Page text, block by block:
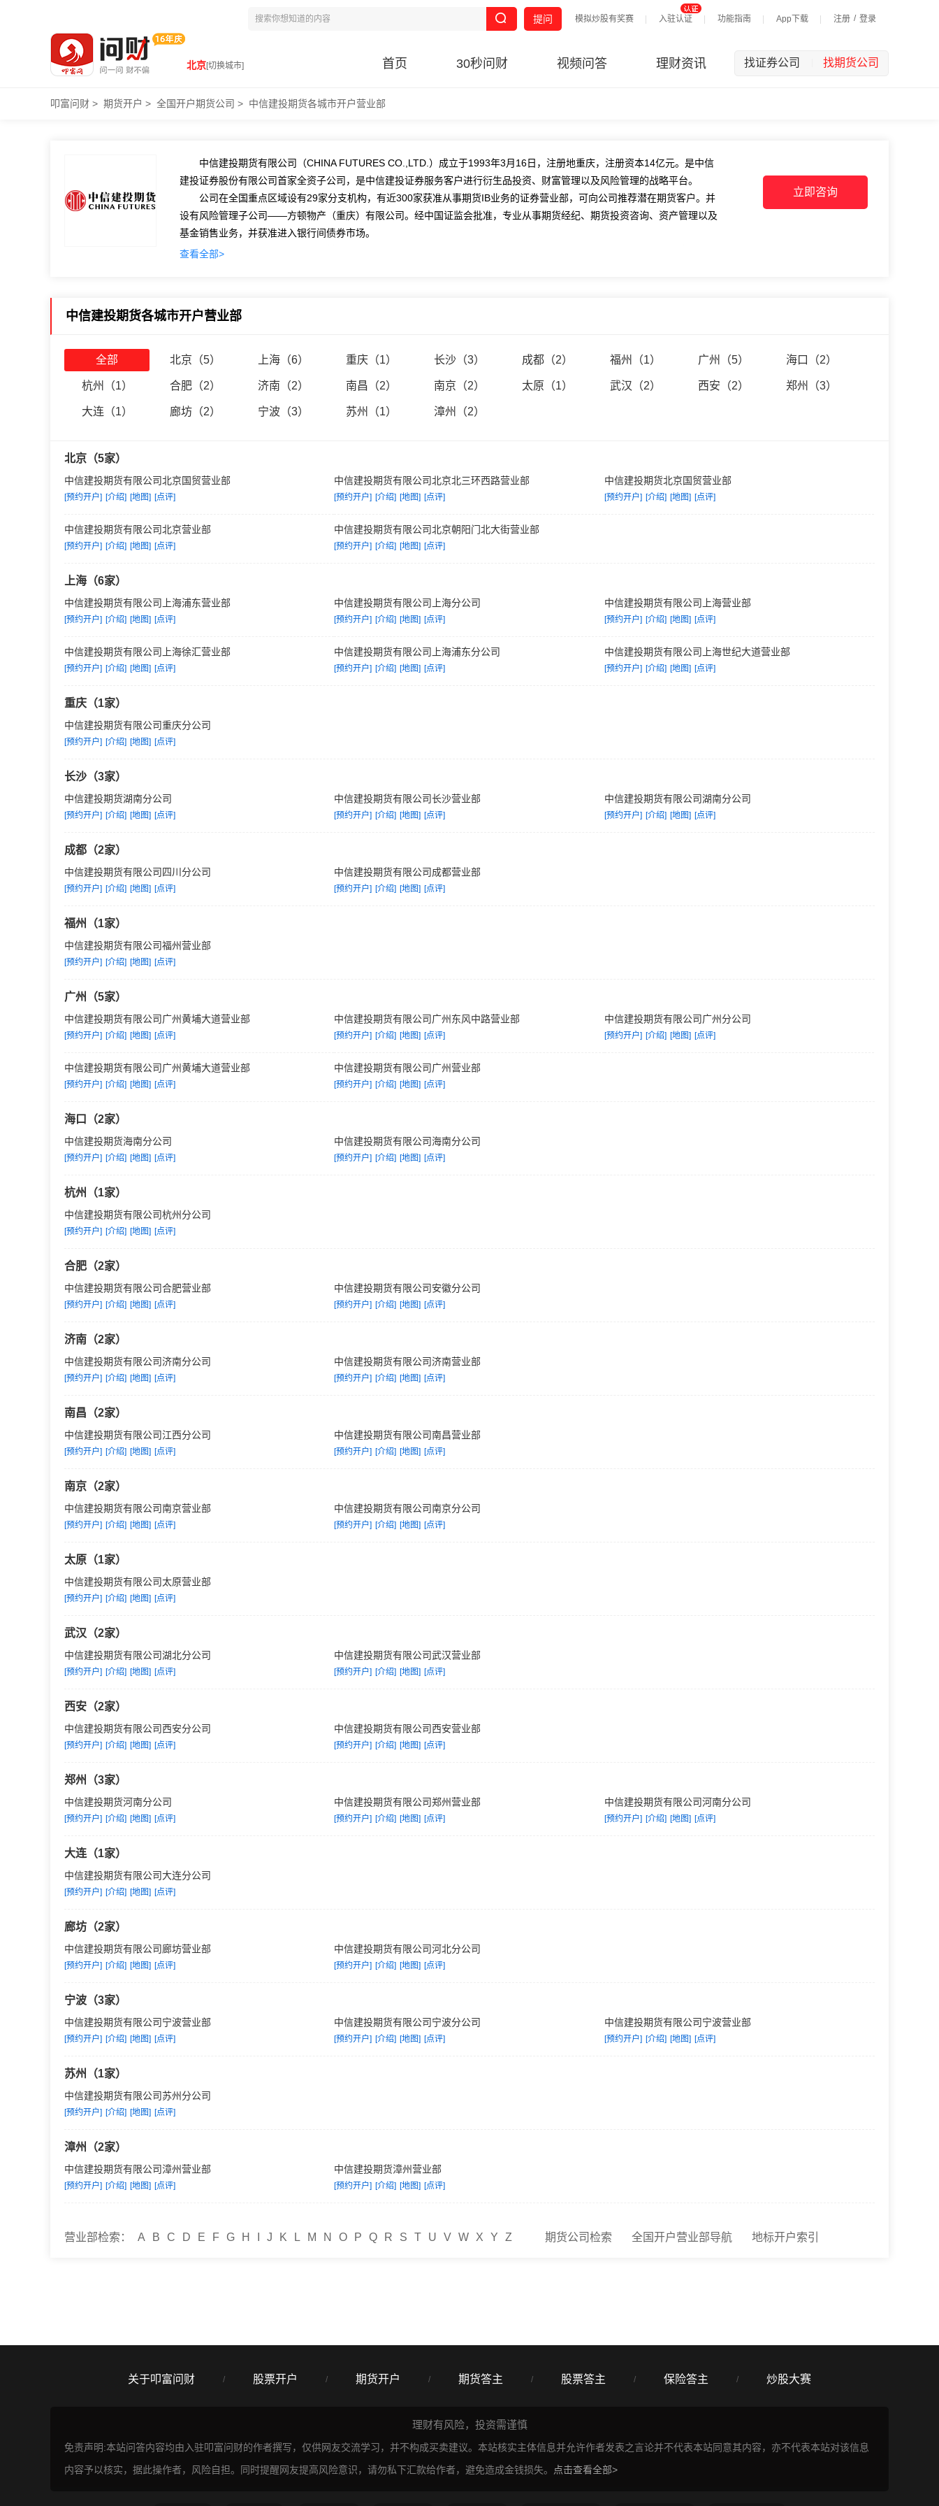
模拟炒股有奖赛 入驻认证 功能指南 App下载 注册 / 登录
提问
北京[切换城市] 首页 30秒问财 视频问答 理财资讯 找证券公司 找期货公司
叩富问财 > 期货开户 > 全国开户期货公司 > 中信建投期货各城市开户营业部
中信建投期货有限公司（CHINA FUTURES CO.,LTD. ）成立于1993年3月 16日，注册地重庆，注册资本14亿元。是中信
建投证券股份有限公司首家全资子公司，是中信建投证券服务客户进行衍生品投资、财富管理以及风险管理的战略平台。
公司在全国重点区域设有29家分支机构，有近300家获准从事期货IB业务的证券营业部，可向公司推荐潜在期货客户。并
设有风险管理子公司——方顿物产（重庆）有限公司。经中国证监会批准，专业从事期货经纪、期货投资咨询、资产管理以及
基金销售业务，并获准进入银行间债券市场。
多年来，公司保持稳中求进总基调，各项业务不断发展。拥有一支业务素养过硬、执行能力强的员工队伍，凭借高度的敬
中国经济进入新时代，中信建投期货将紧扣金融服务实体经济高质量发展目标，秉承
同、股东满意的国内一流期货公司！
查看全部>
立即咨询
中信建投期货各城市开户营业部
全部 北京（5） 上海（6） 重庆（1） 长沙（3） 成都（2） 福州（1） 广州（5） 海口（2）
杭州（1） 合肥（2） 济南（2） 南昌（2） 南京（2） 太原（1） 武汉（2） 西安（2） 郑州（3）
大连（1） 廊坊（2） 宁波（3） 苏州（1） 漳州（2）
北京（5家）
中信建投期货有限公司北京国贸营业部
[预约开户] [介绍] [地图] [点评]
中信建投期货有限公司北京北三环西路营业部
[预约开户] [介绍] [地图] [点评]
中信建投期货北京国贸营业部
[预约开户] [介绍] [地图] [点评]
中信建投期货有限公司北京营业部
[预约开户] [介绍] [地图] [点评]
中信建投期货有限公司北京朝阳门北大街营业部
[预约开户] [介绍] [地图] [点评]
上海（6家）
中信建投期货有限公司上海浦东营业部
[预约开户] [介绍] [地图] [点评]
中信建投期货有限公司上海分公司
[预约开户] [介绍] [地图] [点评]
中信建投期货有限公司上海营业部
[预约开户] [介绍] [地图] [点评]
中信建投期货有限公司上海徐汇营业部
[预约开户] [介绍] [地图] [点评]
中信建投期货有限公司上海浦东分公司
[预约开户] [介绍] [地图] [点评]
中信建投期货有限公司上海世纪大道营业部
[预约开户] [介绍] [地图] [点评]
重庆（1家）
中信建投期货有限公司重庆分公司
[预约开户] [介绍] [地图] [点评]
长沙（3家）
中信建投期货湖南分公司
[预约开户] [介绍] [地图] [点评]
中信建投期货有限公司长沙营业部
[预约开户] [介绍] [地图] [点评]
中信建投期货有限公司湖南分公司
[预约开户] [介绍] [地图] [点评]
成都（2家）
中信建投期货有限公司四川分公司
[预约开户] [介绍] [地图] [点评]
中信建投期货有限公司成都营业部
[预约开户] [介绍] [地图] [点评]
福州（1家）
中信建投期货有限公司福州营业部
[预约开户] [介绍] [地图] [点评]
广州（5家）
中信建投期货有限公司广州黄埔大道营业部
[预约开户] [介绍] [地图] [点评]
中信建投期货有限公司广州东风中路营业部
[预约开户] [介绍] [地图] [点评]
中信建投期货有限公司广州分公司
[预约开户] [介绍] [地图] [点评]
中信建投期货有限公司广州黄埔大道营业部
[预约开户] [介绍] [地图] [点评]
中信建投期货有限公司广州营业部
[预约开户] [介绍] [地图] [点评]
海口（2家）
中信建投期货海南分公司
[预约开户] [介绍] [地图] [点评]
中信建投期货有限公司海南分公司
[预约开户] [介绍] [地图] [点评]
杭州（1家）
中信建投期货有限公司杭州分公司
[预约开户] [介绍] [地图] [点评]
合肥（2家）
中信建投期货有限公司合肥营业部
[预约开户] [介绍] [地图] [点评]
中信建投期货有限公司安徽分公司
[预约开户] [介绍] [地图] [点评]
济南（2家）
中信建投期货有限公司济南分公司
[预约开户] [介绍] [地图] [点评]
中信建投期货有限公司济南营业部
[预约开户] [介绍] [地图] [点评]
南昌（2家）
中信建投期货有限公司江西分公司
[预约开户] [介绍] [地图] [点评]
中信建投期货有限公司南昌营业部
[预约开户] [介绍] [地图] [点评]
南京（2家）
中信建投期货有限公司南京营业部
[预约开户] [介绍] [地图] [点评]
中信建投期货有限公司南京分公司
[预约开户] [介绍] [地图] [点评]
太原（1家）
中信建投期货有限公司太原营业部
[预约开户] [介绍] [地图] [点评]
武汉（2家）
中信建投期货有限公司湖北分公司
[预约开户] [介绍] [地图] [点评]
中信建投期货有限公司武汉营业部
[预约开户] [介绍] [地图] [点评]
西安（2家）
中信建投期货有限公司西安分公司
[预约开户] [介绍] [地图] [点评]
中信建投期货有限公司西安营业部
[预约开户] [介绍] [地图] [点评]
郑州（3家）
中信建投期货河南分公司
[预约开户] [介绍] [地图] [点评]
中信建投期货有限公司郑州营业部
[预约开户] [介绍] [地图] [点评]
中信建投期货有限公司河南分公司
[预约开户] [介绍] [地图] [点评]
大连（1家）
中信建投期货有限公司大连分公司
[预约开户] [介绍] [地图] [点评]
廊坊（2家）
中信建投期货有限公司廊坊营业部
[预约开户] [介绍] [地图] [点评]
中信建投期货有限公司河北分公司
[预约开户] [介绍] [地图] [点评]
宁波（3家）
中信建投期货有限公司宁波营业部
[预约开户] [介绍] [地图] [点评]
中信建投期货有限公司宁波分公司
[预约开户] [介绍] [地图] [点评]
中信建投期货有限公司宁波营业部
[预约开户] [介绍] [地图] [点评]
苏州（1家）
中信建投期货有限公司苏州分公司
[预约开户] [介绍] [地图] [点评]
漳州（2家）
中信建投期货有限公司漳州营业部
[预约开户] [介绍] [地图] [点评]
中信建投期货漳州营业部
[预约开户] [介绍] [地图] [点评]
营业部检索： A B C D E F G H J K L M N O P Q R S T U V W X Y Z 期货公司检索 全国开户营业部导航 地标开户索引
关于叩富问财 / 股票开户 / 期货开户 / 期货答主 / 股票答主 / 保险答主 / 炒股大赛
理财有风险，投资需谨慎
免责声明:本站问答内容均由入驻叩富问财的作者撰写，仅供网友交流学习，并不构成买卖建议。本站核实主体信息并允许作者发表之言论并不代表本站同意其内容，亦不代表本站对该信息
内容予以核实，据此操作者，风险自担。同时提醒网友提高风险意识，请勿私下汇款给作者，避免造成金钱损失。
点击查看全部>